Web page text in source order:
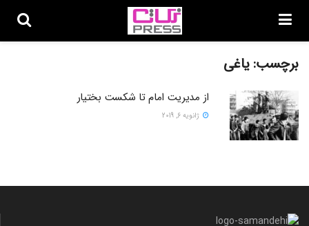
برچسب:یاغی
از مدیریت امام تا شکست بختیار
ژانویه 6, 2019